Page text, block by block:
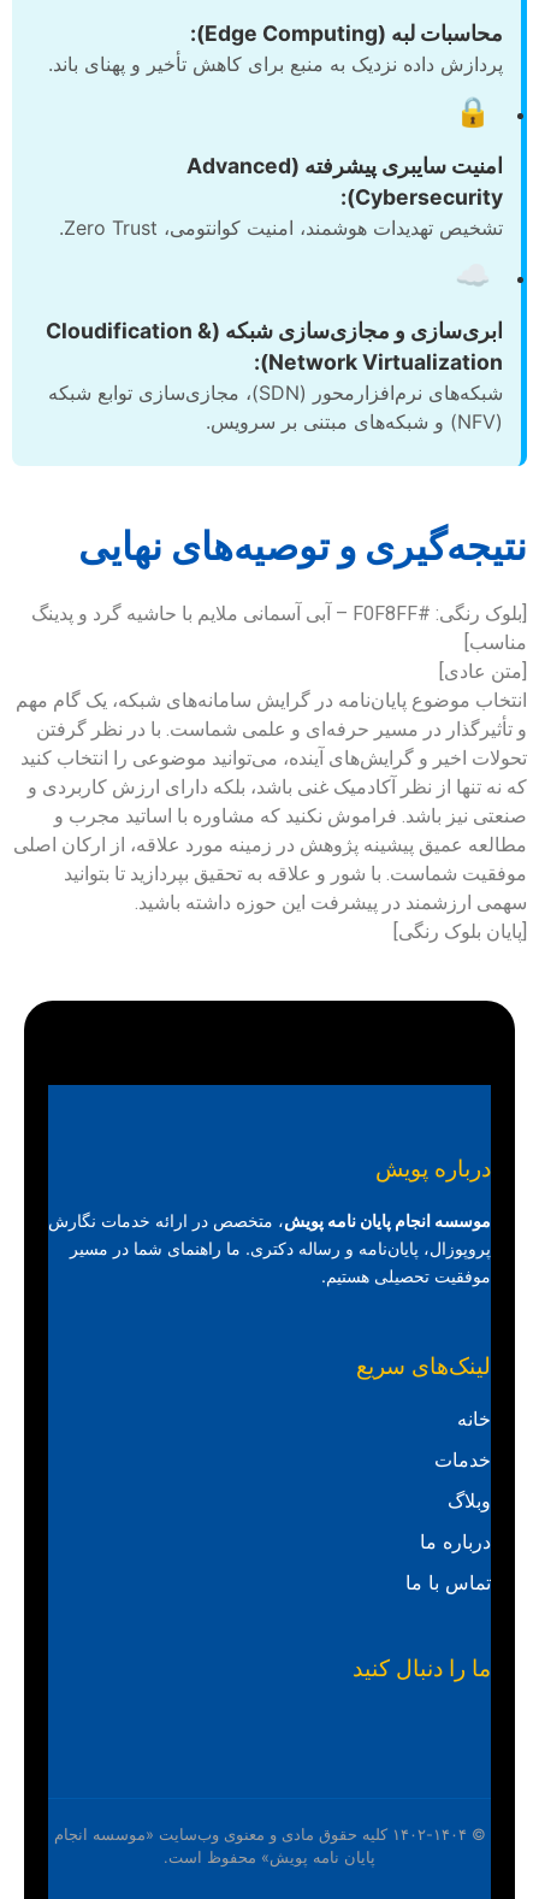
محاسبات لبه (Edge Computing):
پردازش داده نزدیک به منبع برای کاهش تأخیر و پهنای باند.
🔒
امنیت سایبری پیشرفته (Advanced
Cybersecurity):
تشخیص تهدیدات هوشمند، امنیت کوانتومی، Zero Trust.
☁️
ابری‌سازی و مجازی‌سازی شبکه (Cloudification &
Network Virtualization):
شبکه‌های نرم‌افزارمحور (SDN)، مجازی‌سازی توابع شبکه
(NFV) و شبکه‌های مبتنی بر سرویس.
نتیجه‌گیری و توصیه‌های نهایی
[بلوک رنگی: #F0F8FF – آبی آسمانی ملایم با حاشیه گرد و پدینگ
مناسب]
[متن عادی]
انتخاب موضوع پایان‌نامه در گرایش سامانه‌های شبکه، یک گام مهم
و تأثیرگذار در مسیر حرفه‌ای و علمی شماست. با در نظر گرفتن
تحولات اخیر و گرایش‌های آینده، می‌توانید موضوعی را انتخاب کنید
که نه تنها از نظر آکادمیک غنی باشد، بلکه دارای ارزش کاربردی و
صنعتی نیز باشد. فراموش نکنید که مشاوره با اساتید مجرب و
مطالعه عمیق پیشینه پژوهش در زمینه مورد علاقه، از ارکان اصلی
موفقیت شماست. با شور و علاقه به تحقیق بپردازید تا بتوانید
سهمی ارزشمند در پیشرفت این حوزه داشته باشید.
[پایان بلوک رنگی]
درباره پویش
موسسه انجام پایان نامه پویش، متخصص در ارائه خدمات نگارش
پروپوزال، پایان‌نامه و رساله دکتری. ما راهنمای شما در مسیر
موفقیت تحصیلی هستیم.
لینک‌های سریع
خانه
خدمات
وبلاگ
درباره ما
تماس با ما
ما را دنبال کنید
© ۱۴۰۲-۱۴۰۴ کلیه حقوق مادی و معنوی وب‌سایت «موسسه انجام
پایان نامه پویش» محفوظ است.